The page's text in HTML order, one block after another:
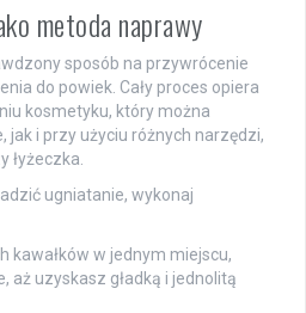
metoda naprawy
sposób na przywrócenie
do powiek. Cały proces opiera
kosmetyku, który można
jak i przy użyciu różnych narzędzi,
łyżeczka.
ugniatanie, wykonaj
kawałków w jednym miejscu,
aż uzyskasz gładką i jednolitą